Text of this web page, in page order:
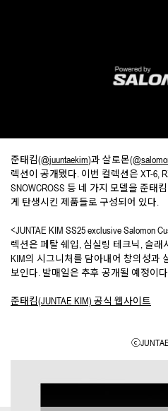
준태킴(@juuntaekim)과 살로몬(
렉션이 공개됐다. 이번 컬렉션은 XT-6,
SNOWCROSS 등 네 가지 모델을 준태
게 탄생시킨 제품들로 구성되어 있다.
<JUNTAE KIM SS25 exclusive Salomon
렉션은 페탈 쉐입, 심실링 테크닉, 슬래
KIM의 시그니처를 담아내어 창의성과
보인다. 발매일은 추후 공개될 예정이다.
준태킴(JUNTAE KIM) 공식 웹사이트